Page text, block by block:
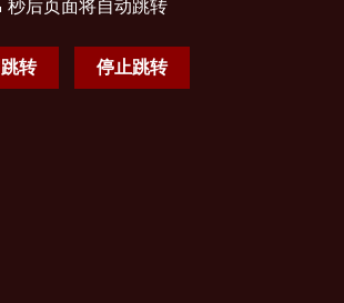
秒后页面将自动跳转
转 停止跳转